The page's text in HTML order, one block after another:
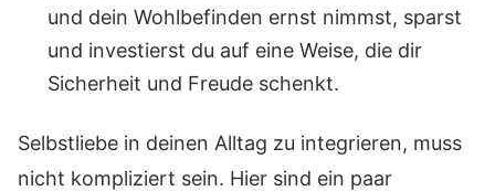
und dein Wohlbefinden ernst nimmst, sparst
und investierst du auf eine Weise, die dir
Sicherheit und Freude schenkt.
Selbstliebe in deinen Alltag zu integrieren, muss
nicht kompliziert sein. Hier sind ein paar